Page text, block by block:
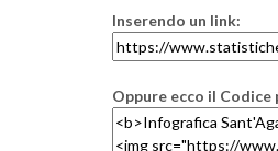
Inserendo un link:
Oppure ecco il